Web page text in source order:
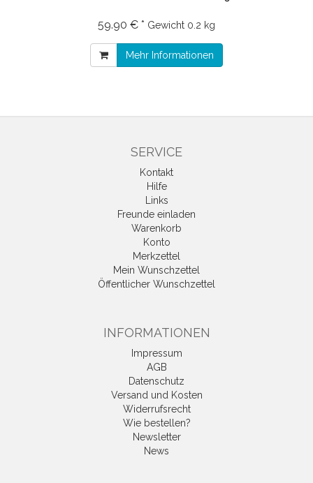
59.90 € * Gewicht 0.2 kg
Mehr Informationen
SERVICE
Kontakt
Hilfe
Links
Freunde einladen
Warenkorb
Konto
Merkzettel
Mein Wunschzettel
Öffentlicher Wunschzettel
INFORMATIONEN
Impressum
AGB
Datenschutz
Versand und Kosten
Widerrufsrecht
Wie bestellen?
Newsletter
News